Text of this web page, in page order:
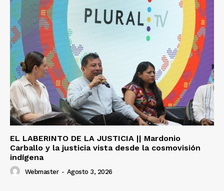
EL LABERINTO DE LA JUSTICIA || Mardonio
Carballo y la justicia vista desde la cosmovisión
indígena
Webmaster - Agosto 3, 2026